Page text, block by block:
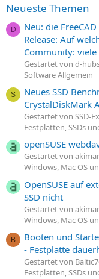
Neueste Themen
D
Neu: die
Release: Auf
Community:
Gestartet von d-
Software Allgemein
S
Neues SSD
CrystalDiskMark
Gestartet von SSD-
Festplatten, SSDs
openSUSE
Gestartet von
Windows, Mac OS
OpenSUSE auf
SSD nicht
Gestartet von
Windows, Mac OS
B
Booten und
- Festplatte
Gestartet von
Festplatten, SSDs